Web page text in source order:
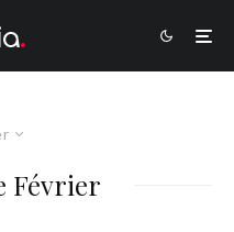
Février